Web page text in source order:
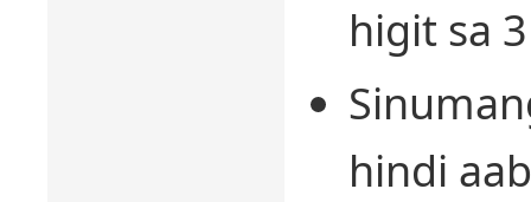
higit sa
hindi